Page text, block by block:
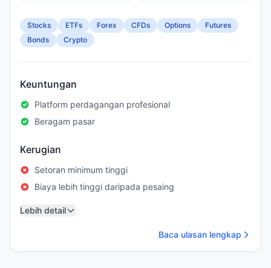
Stocks ETFs Forex CFDs Options
Futures
Bonds
Crypto
Keuntungan
Platform perdagangan profesional
Beragam pasar
Kerugian
Setoran minimum tinggi
Biaya lebih tinggi daripada pesaing
Lebih detail
Baca ulasan lengkap